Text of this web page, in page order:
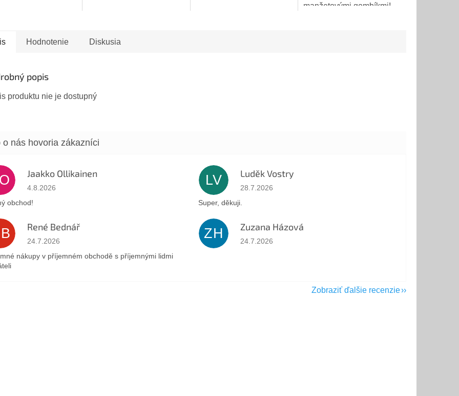
manžetovými gombíkmi!
Hodnotenie Diskusia
popis
produktu nie je dostupný
Jaakko Ollikainen
Hodnotenie obchodu je 5 z 5 hviezdičiek.
4.8.2026
obchod!
LV Luděk Vostry
Hodnotenie obchodu je 5 z 5 hviezdičiek.
28.7.2026
Super, děkuji.
René Bednář
Hodnotenie obchodu je 5 z 5 hviezdičiek.
24.7.2026
nákupy v příjemném obchodě s příjemnými lidmi
ZH Zuzana Házová
Hodnotenie obchodu je 5 z 5 hviezdičiek.
24.7.2026
Zobraziť ďalšie recenzie